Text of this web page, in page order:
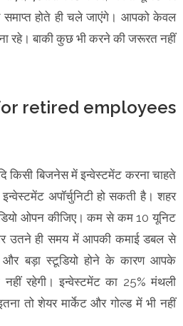
होते ही चले जाएंगे। आपको केवल
रहे। बाकी कुछ भी करने की जरूरत नहीं
retired employees
किसी बिजनेस में इन्वेस्टमेंट करना चाहते
अपॉर्चुनिटी हो सकती है। शहर
ओपन कीजिए। कम से कम 10 यूनिट
उतने ही समय में आपकी कमाई डबल से
और बड़ा स्टूडियो होने के कारण आपके
नहीं रहेगी। इन्वेस्टमेंट का 25% मंथली
तो शेयर मार्केट और गोल्ड में भी नहीं